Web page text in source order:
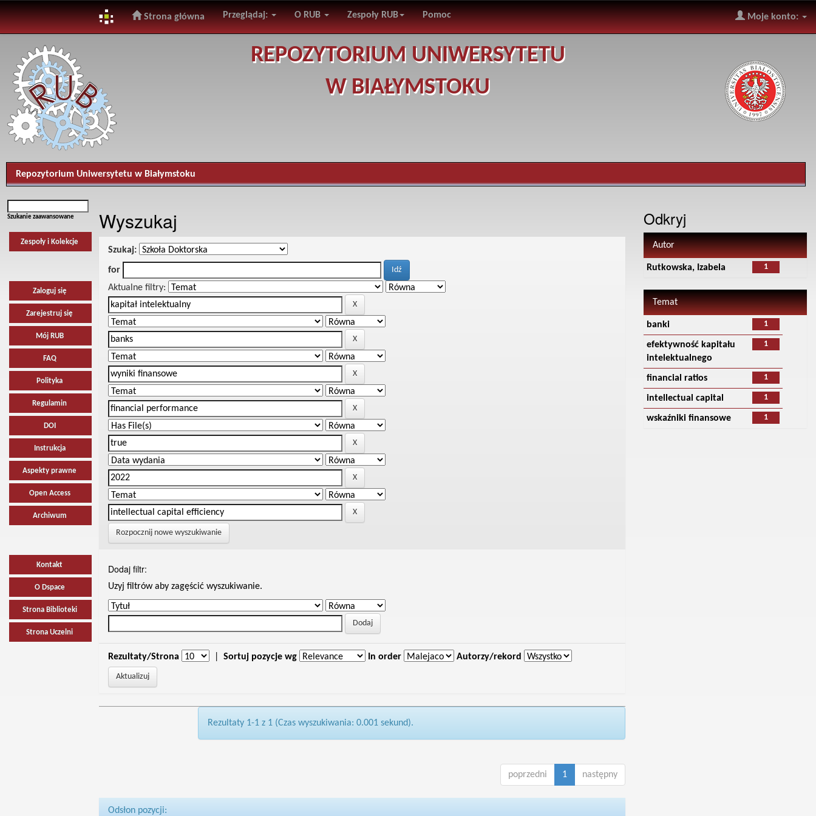
navigation
Strona główna Przeglądaj: O RUB Zespoły RUB Pomoc Moje konto:
REPOZYTORIUM UNIWERSYTETU
W BIAŁYMSTOKU
Repozytorium Uniwersytetu w Białymstoku
Szukanie zaawansowane
Zespoły i Kolekcje
Zaloguj się
Zarejestruj się
Mój RUB
FAQ
Polityka
Regulamin
DOI
Instrukcja
Aspekty prawne
Open Access
Archiwum
Kontakt
O Dspace
Strona Biblioteki
Strona Uczelni
Wyszukaj
Szukaj:
for
Aktualne filtry:
Rozpocznij nowe wyszukiwanie
Dodaj filtr:
Uzyj filtrów aby zagęścić wyszukiwanie.
Rezultaty/Strona Sortuj pozycje wg In order Autorzy/rekord
Rezultaty 1-1 z 1 (Czas wyszukiwania: 0.001 sekund).
poprzedni 1 następny
Odsłon pozycji:
Odkryj
Autor
1
Rutkowska, Izabela
Temat
1
banki
1
efektywność kapitału
intelektualnego
1
financial ratios
1
intellectual capital
1
wskaźniki finansowe